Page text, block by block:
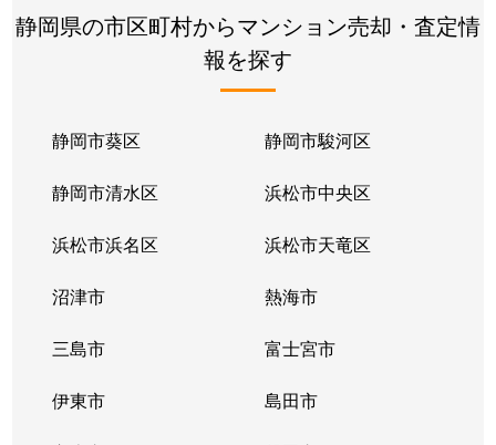
静岡県の市区町村からマンション売却・査定情
報を探す
静岡市葵区 静岡市駿河区
静岡市清水区 浜松市中央区
浜松市浜名区 浜松市天竜区
沼津市 熱海市
三島市 富士宮市
伊東市 島田市